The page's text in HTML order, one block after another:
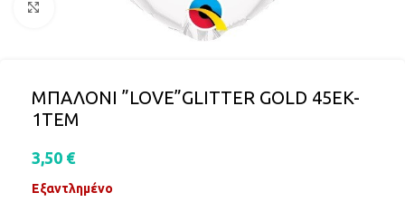
Click to enlarge
ΜΠΑΛΟΝΙ ”LOVE”GLITTER GOLD 45EK-
1TEM
3,50 €
Εξαντλημένο